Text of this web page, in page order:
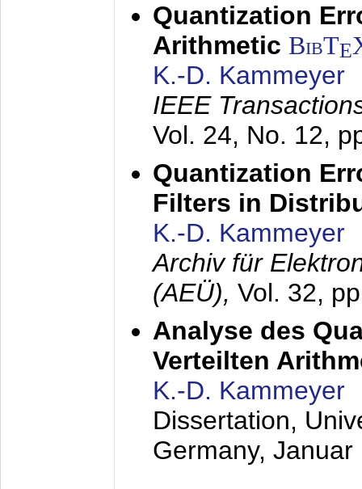
Quantization
Arithmetic BibTE
K.-D. Kammeyer
IEEE
Vol. 24, No. 12,
Quantization
Filters in
K.-D. Kammeyer
Archiv für
(AEÜ), Vol. 32,
Analyse des
Verteilten
K.-D. Kammeyer
Dissertation,
Germany, Januar